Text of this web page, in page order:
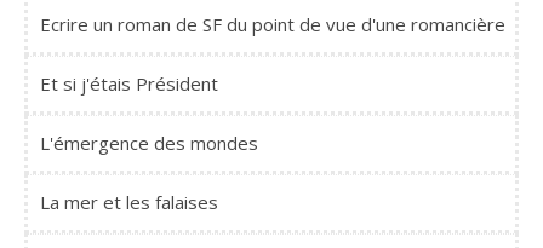
Ecrire un roman de SF du point de vue d'une romancière
Et si j'étais Président
L'émergence des mondes
La mer et les falaises